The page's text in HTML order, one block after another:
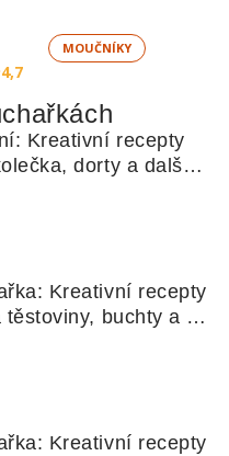
MOUČNÍKY
4,7
Kreativní recepty
dorty a další
Kreativní recepty
těstoviny, buchty a
Kreativní recepty